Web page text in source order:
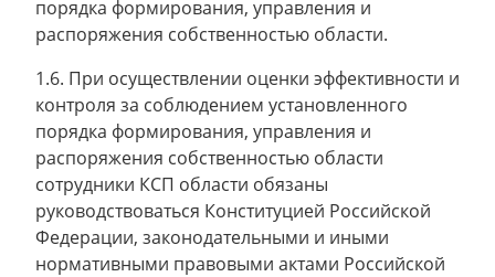
порядка формирования, управления и
распоряжения собственностью области.
1.6. При осуществлении оценки эффективности и
контроля за соблюдением установленного
порядка формирования, управления и
распоряжения собственностью области
сотрудники КСП области обязаны
руководствоваться Конституцией Российской
Федерации, законодательными и иными
нормативными правовыми актами Российской